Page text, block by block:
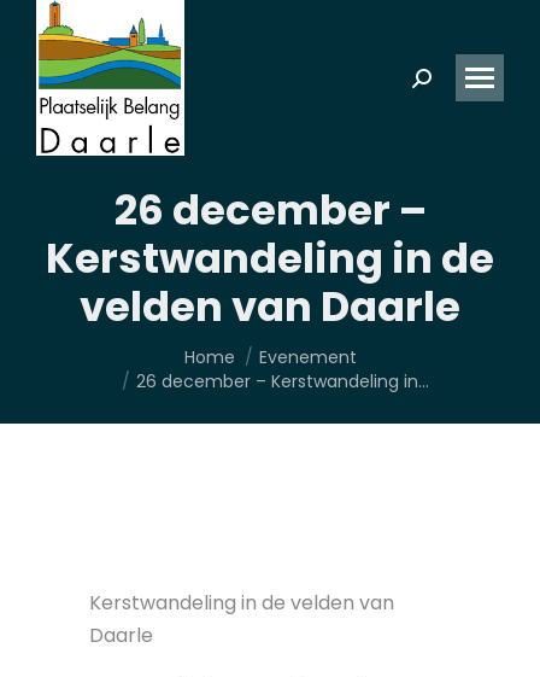
Zoeken:
26 december –
Kerstwandeling in de
velden van Daarle
Home
Evenement
26 december – Kerstwandeling in…
Kerstwandeling in de velden van
Daarle